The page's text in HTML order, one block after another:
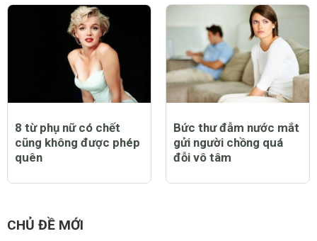
8 từ phụ nữ có chết
cũng không được phép
quên
Bức thư đẫm nước mắt
gửi người chồng quá
đỗi vô tâm
CHỦ ĐỀ MỚI